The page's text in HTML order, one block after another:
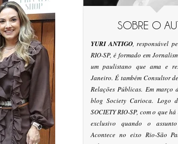
SOBRE O
YURI ANTIGO, responsável
RIO-SP, é formado em
um paulistano que ama e
Janeiro. É também Consultor
Relações Públicas. Em março
blog Society Carioca. Logo
SOCIETY RIO-SP, com o que
exclusivo quando o
Acontece no eixo Rio-São